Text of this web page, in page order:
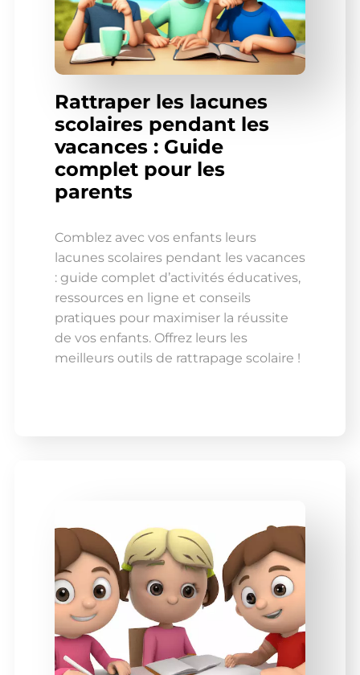
Rattraper les lacunes
scolaires pendant les
vacances : Guide
complet pour les
parents
Comblez avec vos enfants leurs
lacunes scolaires pendant les vacances
: guide complet d’activités éducatives,
ressources en ligne et conseils
pratiques pour maximiser la réussite
de vos enfants. Offrez leurs les
meilleurs outils de rattrapage scolaire !